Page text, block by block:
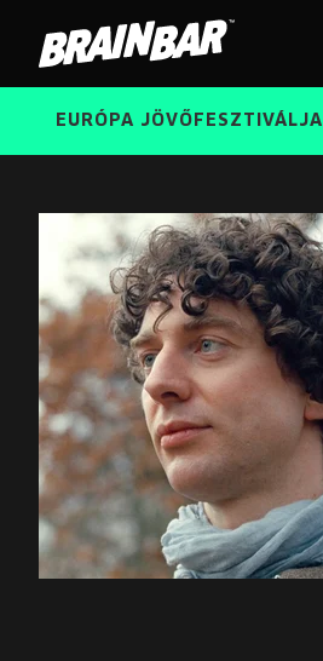
Bar
EURÓPA JÖVŐFESZTIVÁLJA